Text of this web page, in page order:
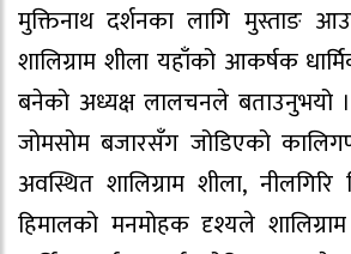
मुक्तिनाथ दर्शनका लागि मुस्ताङ
शालिग्राम शीला यहाँको आकर्षक
बनेको अध्यक्ष लालचनले बताउनुभयो
जोमसोम बजारसँग जोडिएको
अवस्थित शालिग्राम शीला, नीलगिरि
हिमालको मनमोहक दृश्यले